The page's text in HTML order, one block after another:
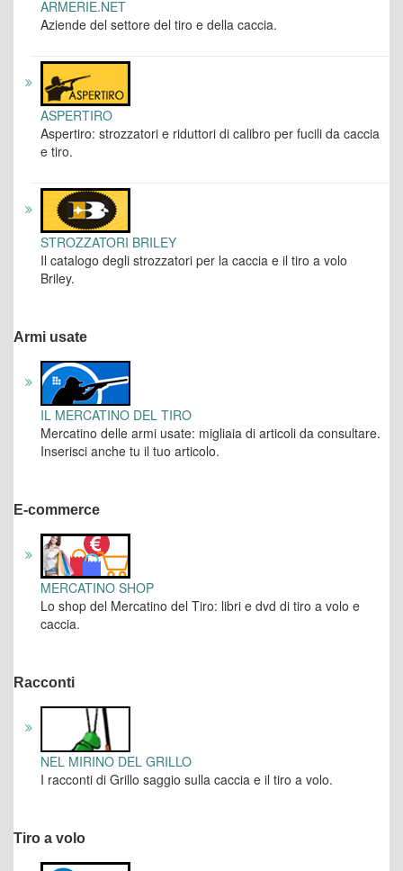
ARMERIE.NET
Aziende del settore del tiro e della caccia.
ASPERTIRO
Aspertiro: strozzatori e riduttori di calibro per fucili da caccia
e tiro.
STROZZATORI BRILEY
Il catalogo degli strozzatori per la caccia e il tiro a volo
Briley.
Armi usate
IL MERCATINO DEL TIRO
Mercatino delle armi usate: migliaia di articoli da consultare.
Inserisci anche tu il tuo articolo.
E-commerce
MERCATINO SHOP
Lo shop del Mercatino del Tiro: libri e dvd di tiro a volo e
caccia.
Racconti
NEL MIRINO DEL GRILLO
I racconti di Grillo saggio sulla caccia e il tiro a volo.
Tiro a volo